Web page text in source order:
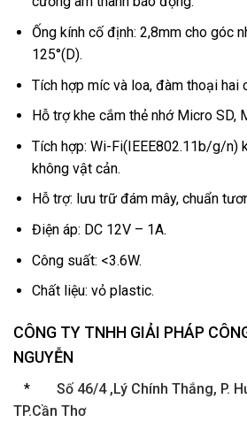
Ống kính cố định: 2,8mm cho góc
125°(D).
Tích hợp míc và loa, đàm thoại hai
Hỗ trợ khe cắm thẻ nhớ Micro SD,
Tích hợp: Wi-Fi(IEEE802.11b/g/n)
không vật cản.
Hỗ trợ: lưu trữ đám mây, chuẩn
Điện áp: DC 12V – 1A.
Công suất: <3.6W.
Chất liệu: vỏ plastic.
CÔNG TY TNHH GIẢI PHÁP
NGUYỄN
* Số 46/4 ,Lý Chính Thắng, P.
TP.Cần Thơ